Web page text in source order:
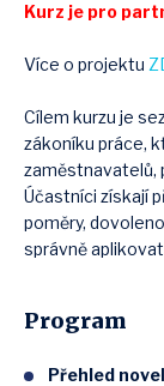
Kurz je pro
Více o projektu
Cílem kurzu je
zákoníku práce,
zaměstnavatelů,
Účastníci získají
poměry,
správně
Program
Přehled